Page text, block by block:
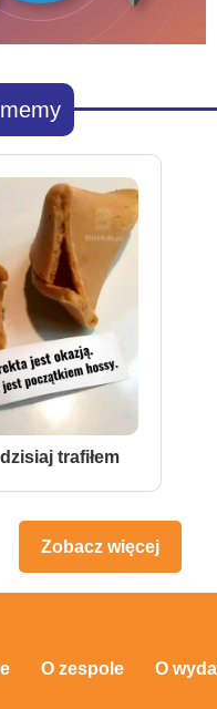
trafiłem
Zobacz więcej
O zespole O